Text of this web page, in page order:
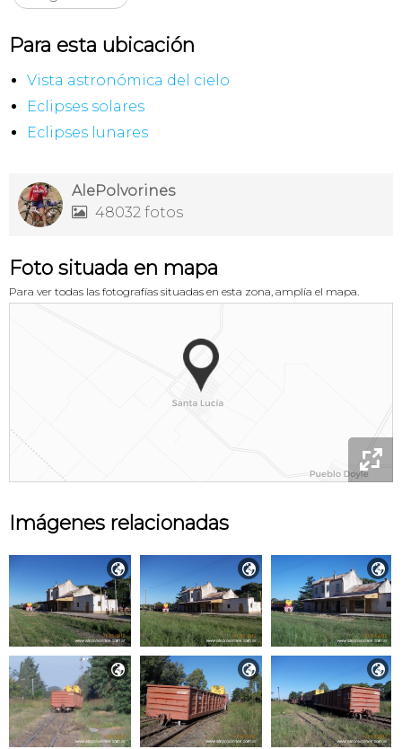
Para esta ubicación
Vista astronómica del cielo
Eclipses solares
Eclipses lunares
AlePolvorines
 48032 fotos
Foto situada en mapa
Para ver todas las fotografías situadas en esta zona, amplía el mapa.

Imágenes relacionadas
  
  